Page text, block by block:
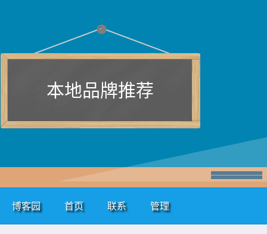
本地品牌推荐
博客园 首页 联系 管理